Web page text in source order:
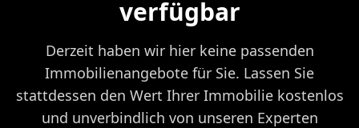
verfügbar
Derzeit haben wir hier keine passenden
Immobilienangebote für Sie. Lassen Sie
stattdessen den Wert Ihrer Immobilie kostenlos
und unverbindlich von unseren Experten